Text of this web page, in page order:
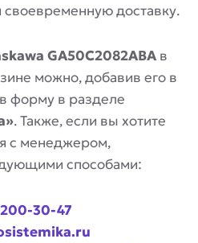
своевременную доставку.
GA50C2082ABA в
можно, добавив его в
форму в разделе
. Также, если вы хотите
с менеджером,
способами:
30-47